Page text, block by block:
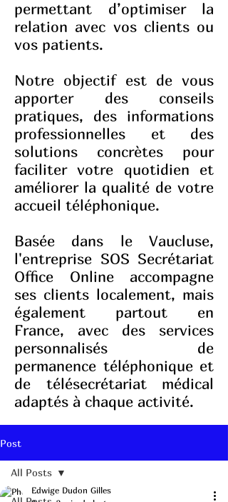
permettant d’optimiser la
relation avec vos clients ou
vos patients.
Notre objectif est de vous
apporter des conseils
pratiques, des informations
professionnelles et des
solutions concrètes pour
faciliter votre quotidien et
améliorer la qualité de votre
accueil téléphonique.
Basée dans le Vaucluse,
l'entreprise SOS Secrétariat
Office Online accompagne
ses clients localement, mais
également partout en
France, avec des services
personnalisés de
permanence téléphonique et
de télésecrétariat médical
adaptés à chaque activité.
Post
All Posts
Edwige Dudon Gilles